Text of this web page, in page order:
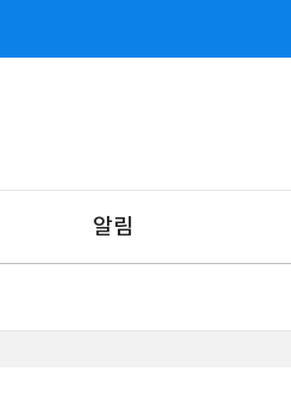
알림